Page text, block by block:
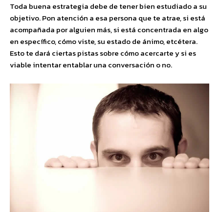
Toda buena estrategia debe de tener bien estudiado a su
objetivo. Pon atención a esa persona que te atrae, si está
acompañada por alguien más, si está concentrada en algo
en específico, cómo viste, su estado de ánimo, etcétera.
Esto te dará ciertas pistas sobre cómo acercarte y si es
viable intentar entablar una conversación o no.